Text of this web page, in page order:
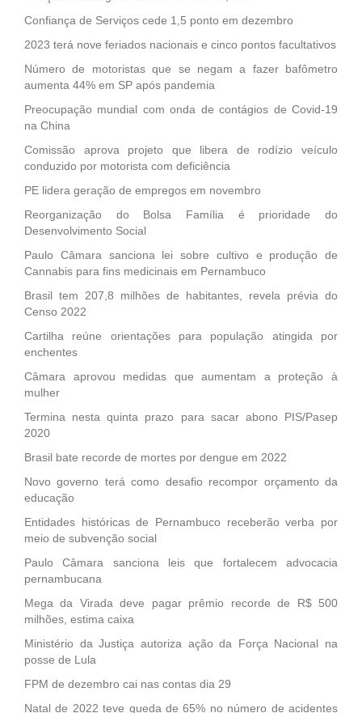
Confiança de Serviços cede 1,5 ponto em dezembro
2023 terá nove feriados nacionais e cinco pontos facultativos
Número de motoristas que se negam a fazer bafômetro
aumenta 44% em SP após pandemia
Preocupação mundial com onda de contágios de Covid-19
na China
Comissão aprova projeto que libera de rodízio veículo
conduzido por motorista com deficiência
PE lidera geração de empregos em novembro
Reorganização do Bolsa Família é prioridade do
Desenvolvimento Social
Paulo Câmara sanciona lei sobre cultivo e produção de
Cannabis para fins medicinais em Pernambuco
Brasil tem 207,8 milhões de habitantes, revela prévia do
Censo 2022
Cartilha reúne orientações para população atingida por
enchentes
Câmara aprovou medidas que aumentam a proteção à
mulher
Termina nesta quinta prazo para sacar abono PIS/Pasep
2020
Brasil bate recorde de mortes por dengue em 2022
Novo governo terá como desafio recompor orçamento da
educação
Entidades históricas de Pernambuco receberão verba por
meio de subvenção social
Paulo Câmara sanciona leis que fortalecem advocacia
pernambucana
Mega da Virada deve pagar prêmio recorde de R$ 500
milhões, estima caixa
Ministério da Justiça autoriza ação da Força Nacional na
posse de Lula
FPM de dezembro cai nas contas dia 29
Natal de 2022 teve queda de 65% no número de acidentes